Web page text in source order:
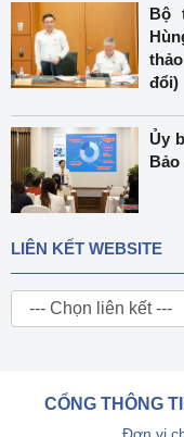
Bộ
đổi)
Ủy
LIÊN KẾT WEBSITE
CỔNG THÔNG